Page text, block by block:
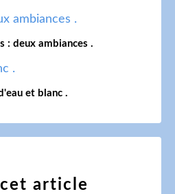
: deux ambiances .
et blanc .
article